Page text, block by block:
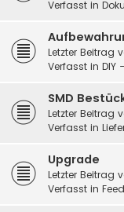
Verfasst in
Letzter Beitrag
Verfasst in DIY
SMD
Letzter Beitrag
Verfasst in
Upgrade
Letzter Beitrag
Verfasst in